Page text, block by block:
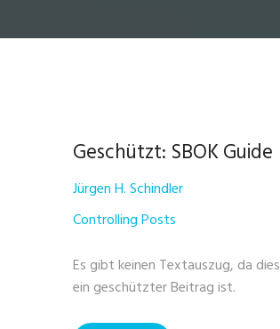
Geschützt: SBOK Guide
Jürgen H. Schindler
Controlling Posts
Es gibt keinen Textauszug, da dies
ein geschützter Beitrag ist.